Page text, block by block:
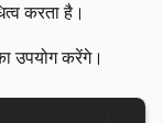
करता है।
उपयोग करेंगे।